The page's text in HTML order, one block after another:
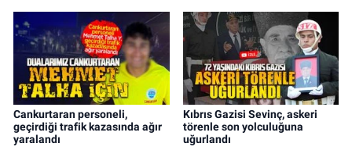
Cankurtaran personeli,
geçirdiği trafik kazasında ağır
yaralandı
Kıbrıs Gazisi Sevinç, askeri
törenle son yolculuğuna
uğurlandı